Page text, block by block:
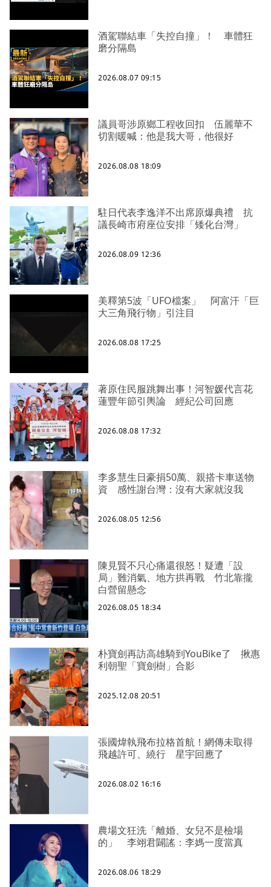
酒駕聯結車「失控自撞」！ 車體狂
磨分隔島
2026.08.07 09:15
議員哥涉原鄉工程收回扣 伍麗華不
切割暖喊：他是我大哥，他很好
2026.08.08 18:09
駐日代表李逸洋不出席原爆典禮 抗
議長崎市府座位安排「矮化台灣」
2026.08.09 12:36
美釋第5波「UFO檔案」 阿富汗「巨
大三角飛行物」引注目
2026.08.08 17:25
著原住民服跳舞出事！河智媛代言花
蓮豐年節引輿論 經紀公司回應
2026.08.08 17:32
李多慧生日豪捐50萬、親搭卡車送物
資 感性謝台灣：沒有大家就沒我
2026.08.05 12:56
陳見賢不只心痛還很怒！疑遭「設
局」難消氣、地方拱再戰 竹北靠攏
白營留懸念
2026.08.05 18:34
朴寶劍再訪高雄騎到YouBike了 揪惠
利朝聖「寶劍樹」合影
2025.12.08 20:51
張國煒執飛布拉格首航！網傳未取得
飛越許可、繞行 星宇回應了
2026.08.02 16:16
農場文狂洗「離婚、女兒不是檢場
的」 李翊君闢謠：李媽一度當真
2026.08.06 18:29